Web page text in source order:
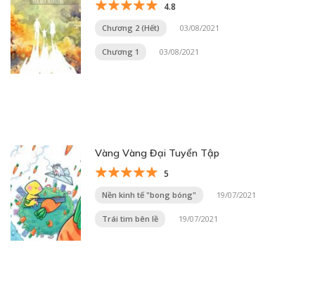
4.8
Chương 2 (Hết) 03/08/2021
Chương 1 03/08/2021
Vàng Vàng Đại Tuyển Tập
5
Nền kinh tế "bong bóng" 19/07/2021
Trái tim bên lề 19/07/2021